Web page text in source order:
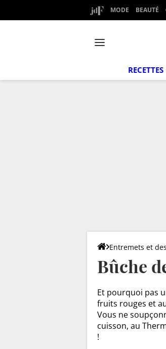
MODE BEAUTÉ
RECETTES
Entremets et
Bûche
Et pourquoi pas
fruits rouges et
Vous ne
cuisson, au
!